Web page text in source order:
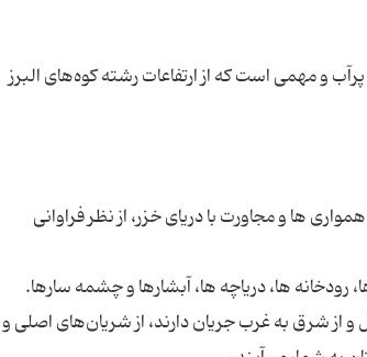
و مهمی است که از ارتفاعات رشته کوه‌های البرز
ها و مجاورت با دریای خزر، از نظر فراوانی
و عموماً ار جنوب به شمال و از شرق به غرب جریان دارند، از شریان‌های اصلی و